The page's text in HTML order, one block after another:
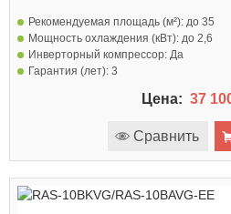
Рекомендуемая площадь (м²): до 35
Мощность охлаждения (кВт): до 2,6
Инверторный компрессор: Да
Гарантия (лет): 3
Цена: 37
Сравнить